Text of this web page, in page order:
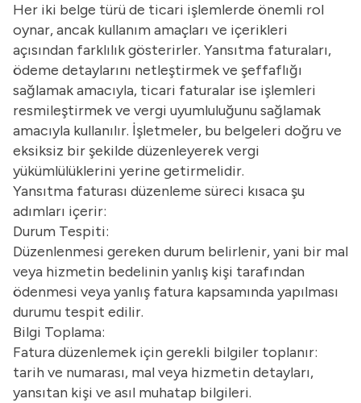
Her iki belge türü de ticari işlemlerde önemli rol
oynar, ancak kullanım amaçları ve içerikleri
açısından farklılık gösterirler. Yansıtma faturaları,
ödeme detaylarını netleştirmek ve şeffaflığı
sağlamak amacıyla, ticari faturalar ise işlemleri
resmileştirmek ve vergi uyumluluğunu sağlamak
amacıyla kullanılır. İşletmeler, bu belgeleri doğru ve
eksiksiz bir şekilde düzenleyerek vergi
yükümlülüklerini yerine getirmelidir.
Yansıtma faturası düzenleme süreci kısaca şu
adımları içerir:
Durum Tespiti:
Düzenlenmesi gereken durum belirlenir, yani bir mal
veya hizmetin bedelinin yanlış kişi tarafından
ödenmesi veya yanlış fatura kapsamında yapılması
durumu tespit edilir.
Bilgi Toplama:
Fatura düzenlemek için gerekli bilgiler toplanır:
tarih ve numarası, mal veya hizmetin detayları,
yansıtan kişi ve asıl muhatap bilgileri.